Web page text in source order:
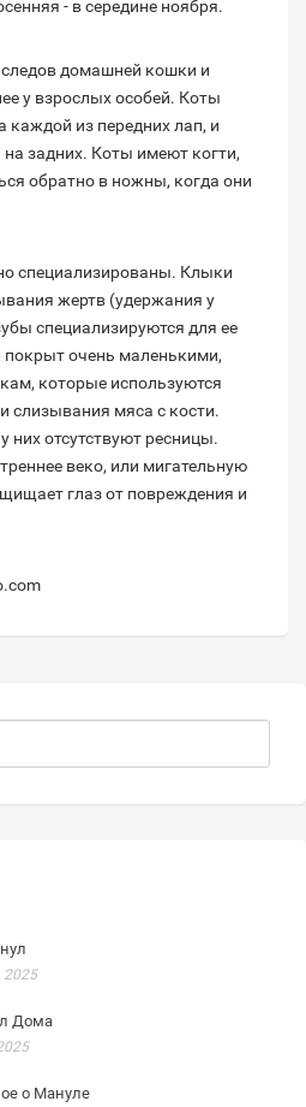
- в середине ноября.
домашней кошки и
у взрослых особей. Коты
каждой из передних лап, и
задних. Коты имеют когти,
обратно в ножны, когда они
специализированы. Клыки
жертв (удержания у
специализируются для ее
очень маленькими,
которые используются
слизывания мяса с кости.
них отсутствуют ресницы.
веко, или мигательную
глаз от повреждения и
2025
Дома
о Мануле